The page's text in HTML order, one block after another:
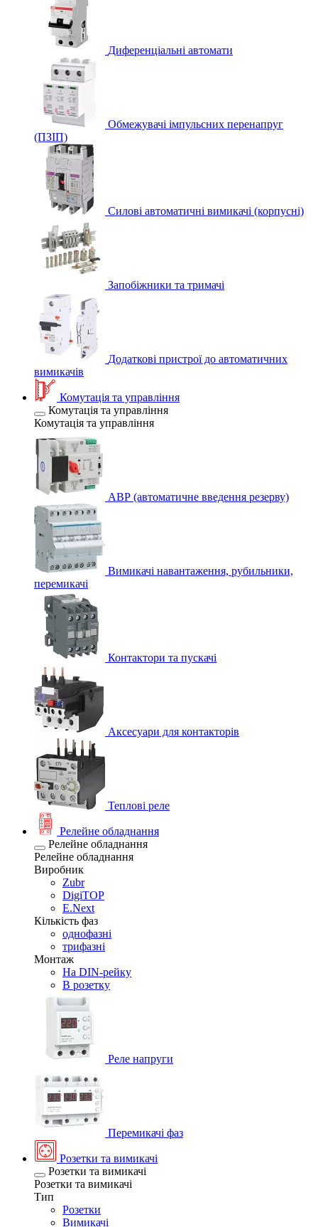
Диференціальні автомати
Обмежувачі імпульсних перенапруг
(ПЗІП)
Силові автоматичні вимикачі (корпусні)
Запобіжники та тримачі
Додаткові пристрої до автоматичних
вимикачів
Комутація та управління
Комутація та управління
Комутація та управління
АВР (автоматичне введення резерву)
Вимикачі навантаження, рубильники,
перемикачі
Контактори та пускачі
Аксесуари для контакторів
Теплові реле
Релейне обладнання
Релейне обладнання
Релейне обладнання
Виробник
Zubr
DigiTOP
E.Next
Кількість фаз
однофазні
трифазні
Монтаж
На DIN-рейку
В розетку
Реле напруги
Перемикачі фаз
Розетки та вимикачі
Розетки та вимикачі
Розетки та вимикачі
Тип
Розетки
Вимикачі